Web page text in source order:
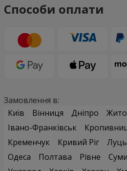
Способи оплати
Замовлення в:
Київ
Вінниця Дніпро
Івано-Франківськ
Кременчук
Кривий Ріг
Одеса
Полтава Рівне Суми